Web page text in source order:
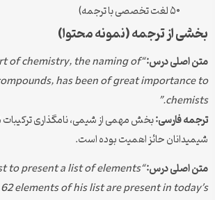
۵۰ لغت تخصصی با ترجمه)
بخشی از ترجمه (نمونه محتوا)
متن اصلی درس: of chemistry, the naming of
has been of great importance to
chemists.”
ترجمه فارسی:بخش مهمی از شیمی، نامگذاری
شیمیدانان حائز اهمیت بوده است.
متن اصلی درس: to present a list of elements
elements of his list are present in today’s